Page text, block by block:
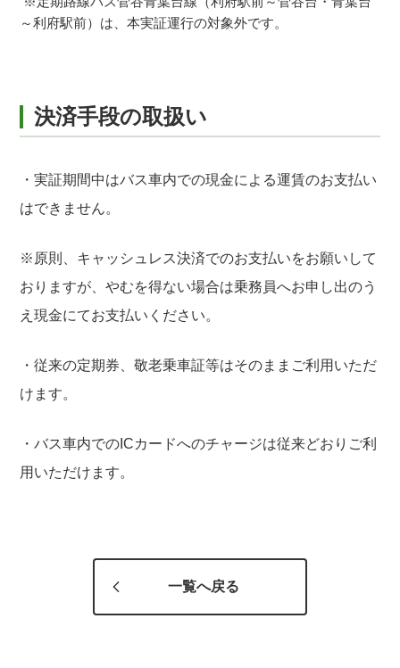
～利府駅前）は、本実証運行の対象外です。
決済手段の取扱い
・実証期間中はバス車内での現金による運賃のお支払い
はできません。
※原則、キャッシュレス決済でのお支払いをお願いして
おりますが、やむを得ない場合は乗務員へお申し出のう
え現金にてお支払いください。
・従来の定期券、敬老乗車証等はそのままご利用いただ
けます。
・バス車内でのICカードへのチャージは従来どおりご利
用いただけます。
一覧へ戻る